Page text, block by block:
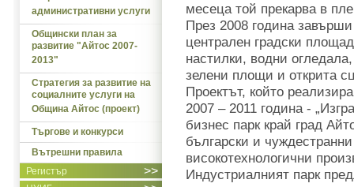
административни услуги
Общински план за
развитие "Айтос 2007-
2013"
Стратегия за развитие на
социалните услуги на
Община Айтос (проект)
Търгове и конкурси
Вътрешни правила
>>
Регистър
месеца той прекарва в
През 2008 година
централен градски
настилки, водни
зелени площи и открита
Проектът, който
2007 – 2011 година -
бизнес парк край град
български и
високотехнологични
Индустриалният парк